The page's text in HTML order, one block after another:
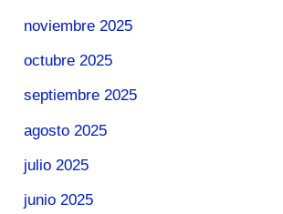
noviembre 2025
octubre 2025
septiembre 2025
agosto 2025
julio 2025
junio 2025